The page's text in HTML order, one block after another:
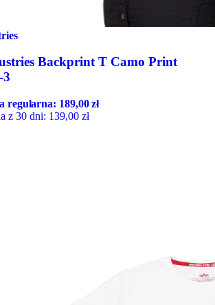
Backprint T Camo Print
3
regularna: 189,00zł
z 30 dni: 139,00 zł